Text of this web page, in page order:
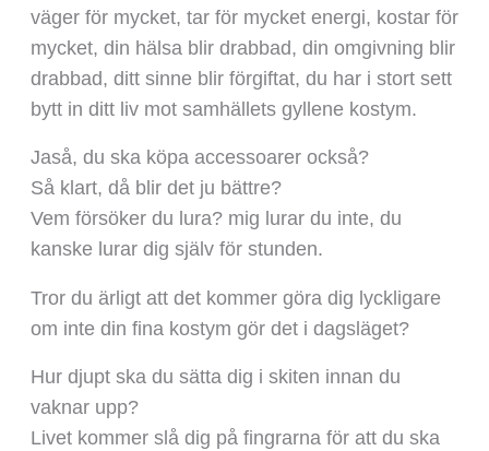
väger för mycket, tar för mycket energi, kostar för
mycket, din hälsa blir drabbad, din omgivning blir
drabbad, ditt sinne blir förgiftat, du har i stort sett
bytt in ditt liv mot samhällets gyllene kostym.
Jaså, du ska köpa accessoarer också?
Så klart, då blir det ju bättre?
Vem försöker du lura? mig lurar du inte, du
kanske lurar dig själv för stunden.
Tror du ärligt att det kommer göra dig lyckligare
om inte din fina kostym gör det i dagsläget?
Hur djupt ska du sätta dig i skiten innan du
vaknar upp?
Livet kommer slå dig på fingrarna för att du ska